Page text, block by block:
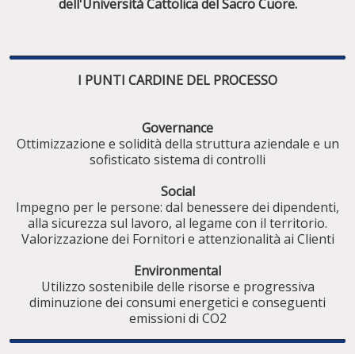
dell'Università Cattolica del Sacro Cuore.
I PUNTI CARDINE DEL PROCESSO
Governance
Ottimizzazione e solidità della struttura aziendale e un
sofisticato sistema di controlli
Social
Impegno per le persone: dal benessere dei dipendenti,
alla sicurezza sul lavoro, al legame con il territorio.
Valorizzazione dei Fornitori e attenzionalità ai Clienti
Environmental
Utilizzo sostenibile delle risorse e progressiva
diminuzione dei consumi energetici e conseguenti
emissioni di CO2